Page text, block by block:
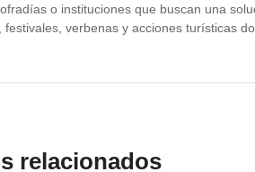
o instituciones que buscan una
festivales, verbenas y acciones turísticas
relacionados